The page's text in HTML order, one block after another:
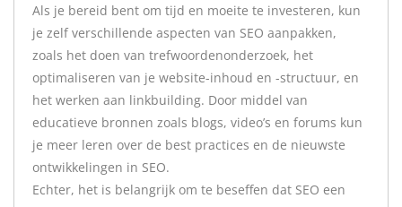
Als je bereid bent om tijd en moeite te investeren, kun
je zelf verschillende aspecten van SEO aanpakken,
zoals het doen van trefwoordenonderzoek, het
optimaliseren van je website-inhoud en -structuur, en
het werken aan linkbuilding. Door middel van
educatieve bronnen zoals blogs, video’s en forums kun
je meer leren over de best practices en de nieuwste
ontwikkelingen in SEO.
Echter, het is belangrijk om te beseffen dat SEO een